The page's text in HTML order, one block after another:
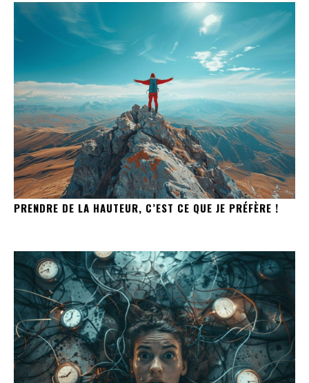
PRENDRE DE LA HAUTEUR, C’EST CE QUE JE PRÉFÈRE !